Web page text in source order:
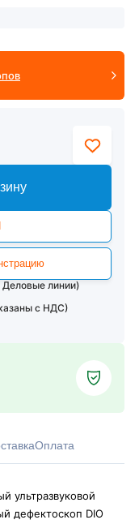
линии)
с НДС)
Оплата
ультразвуковой
дефектоскоп DIO